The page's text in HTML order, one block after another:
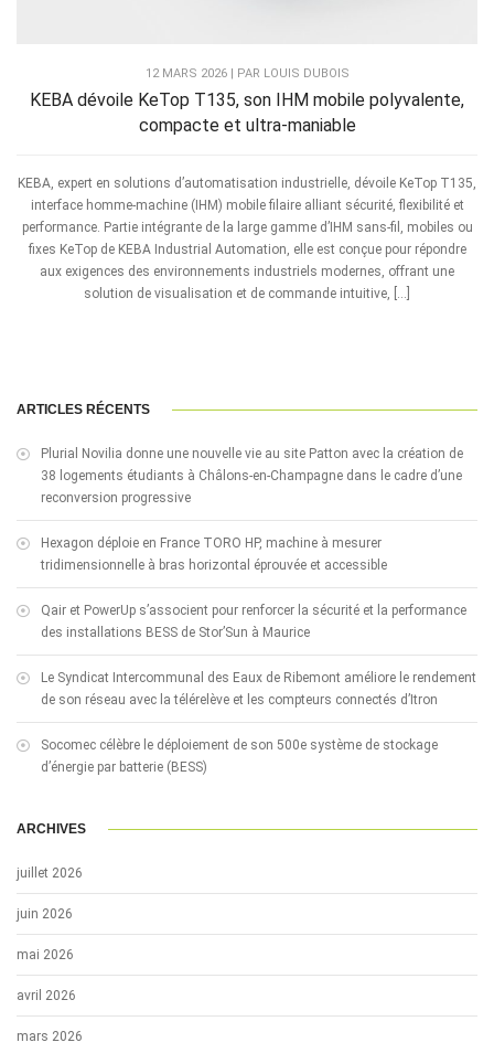
12 MARS 2026 | PAR LOUIS DUBOIS
KEBA dévoile KeTop T135, son IHM mobile polyvalente,
compacte et ultra-maniable
KEBA, expert en solutions d’automatisation industrielle, dévoile KeTop T135,
interface homme-machine (IHM) mobile filaire alliant sécurité, flexibilité et
performance. Partie intégrante de la large gamme d’IHM sans-fil, mobiles ou
fixes KeTop de KEBA Industrial Automation, elle est conçue pour répondre
aux exigences des environnements industriels modernes, offrant une
solution de visualisation et de commande intuitive, […]
ARTICLES RÉCENTS
Plurial Novilia donne une nouvelle vie au site Patton avec la création de
38 logements étudiants à Châlons-en-Champagne dans le cadre d’une
reconversion progressive
Hexagon déploie en France TORO HP, machine à mesurer
tridimensionnelle à bras horizontal éprouvée et accessible
Qair et PowerUp s’associent pour renforcer la sécurité et la performance
des installations BESS de Stor’Sun à Maurice
Le Syndicat Intercommunal des Eaux de Ribemont améliore le rendement
de son réseau avec la télérelève et les compteurs connectés d’Itron
Socomec célèbre le déploiement de son 500e système de stockage
d’énergie par batterie (BESS)
ARCHIVES
juillet 2026
juin 2026
mai 2026
avril 2026
mars 2026